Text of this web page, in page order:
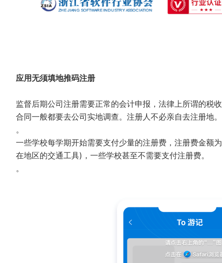
应用无须填地推码注册
监督后期公司注册需要正常的会计申报，法律上所谓的税
合同一般都要去公司实地调查。注册人不必亲自去注册地。
。
一些学校每学期开始需要支付少量的注册费，注册费金额
在地区的交通工具)，一些学校甚至不需要支付注册费。
。